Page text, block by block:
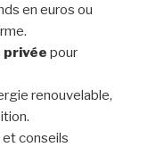
en euros ou
privée pour
renouvelable,
conseils